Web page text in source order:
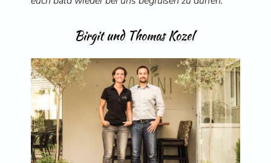
Birgit und Thomas Kozel